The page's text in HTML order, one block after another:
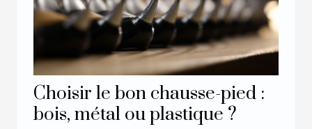
Choisir le bon chausse-pied :
bois, métal ou plastique ?